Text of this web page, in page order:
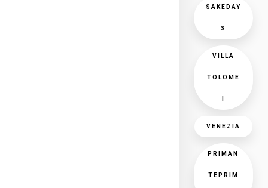
SAKEDAY
S
VILLA
TOLOME
VENEZIA
PRIMAN
TEPRIM